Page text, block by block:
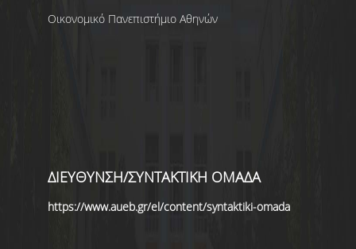
Οικονομικό Πανεπιστήμιο Αθηνών
ΔΙΕΥΘΥΝΣΗ/ΣΥΝΤΑΚΤΙΚΗ ΟΜΑΔΑ
https://www.aueb.gr/el/content/syntaktiki-omada